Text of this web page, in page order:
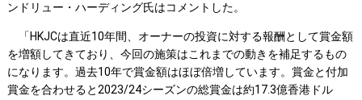
ンドリュー・ハーディング氏はコメントした。
「HKJCは直近10年間、オーナーの投資に対する報酬として賞金額
を増額してきており、今回の施策はこれまでの動きを補足するもの
になります。過去10年で賞金額はほぼ倍増しています。賞金と付加
賞金を合わせると2023/24シーズンの総賞金は約17.3億香港ドル